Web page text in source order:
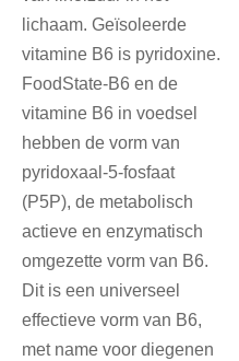
lichaam. Geïsoleerde
vitamine B6 is pyridoxine.
FoodState-B6 en de
vitamine B6 in voedsel
hebben de vorm van
pyridoxaal-5-fosfaat
(P5P), de metabolisch
actieve en enzymatisch
omgezette vorm van B6.
Dit is een universeel
effectieve vorm van B6,
met name voor diegenen